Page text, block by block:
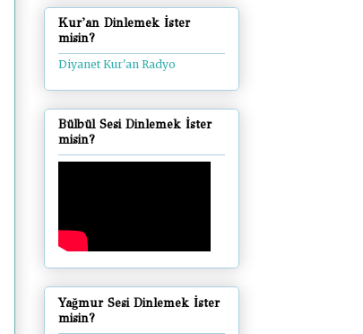
Kur'an Dinlemek İster
misin?
Diyanet Kur'an Radyo
Bülbül Sesi Dinlemek İster
misin?
Yağmur Sesi Dinlemek İster
misin?